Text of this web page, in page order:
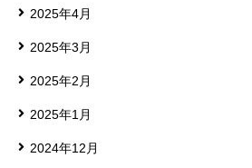
2025年4月
2025年3月
2025年2月
2025年1月
2024年12月